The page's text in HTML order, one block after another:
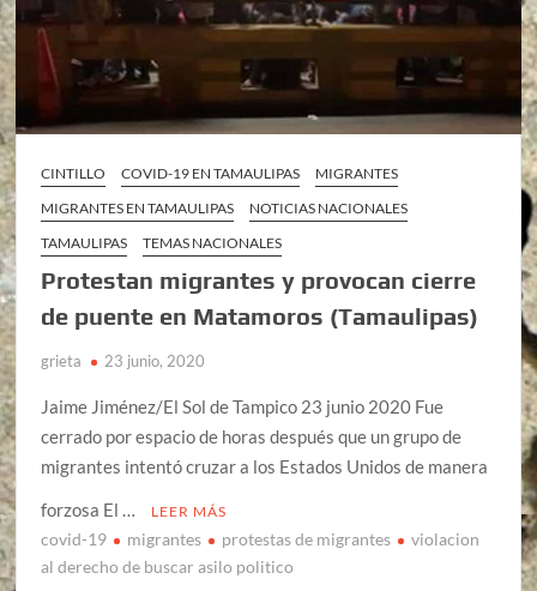
CINTILLO COVID-19 EN TAMAULIPAS
MIGRANTES
MIGRANTES EN TAMAULIPAS
NOTICIAS NACIONALES
TAMAULIPAS
TEMAS NACIONALES
Protestan migrantes y provocan cierre
de puente en Matamoros (Tamaulipas)
grieta 23 junio, 2020
Jaime Jiménez/El Sol de Tampico 23 junio 2020 Fue
cerrado por espacio de horas después que un grupo de
migrantes intentó cruzar a los Estados Unidos de manera
forzosa El …
LEER MÁS
covid-19 migrantes protestas de migrantes
violacion
al derecho de buscar asilo politico